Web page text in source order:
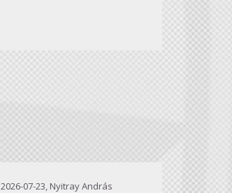
2026-07-23, Nyitray András